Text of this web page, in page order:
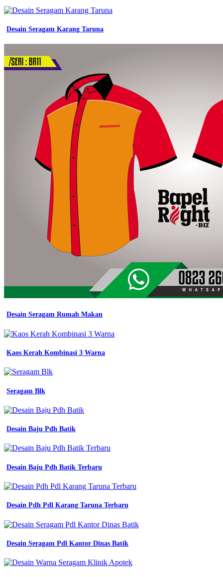
Desain Seragam Karang Taruna
Desain Seragam Rumah Makan
Kaos Kerah Kombinasi 3 Warna
Seragam Blk
Desain Baju Pdh Batik
Desain Baju Pdh Batik Terbaru
Desain Pdh Pdl Karang Taruna Terbaru
Desain Seragam Pdl Kantor Dinas Batik